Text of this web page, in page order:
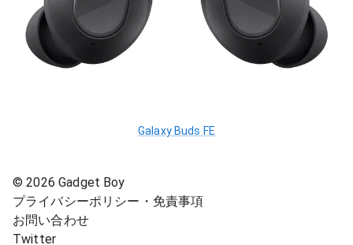
Galaxy Buds FE
©2026 Gadget Boy
プライバシーポリシー・免責事項
お問い合わせ
Twitter